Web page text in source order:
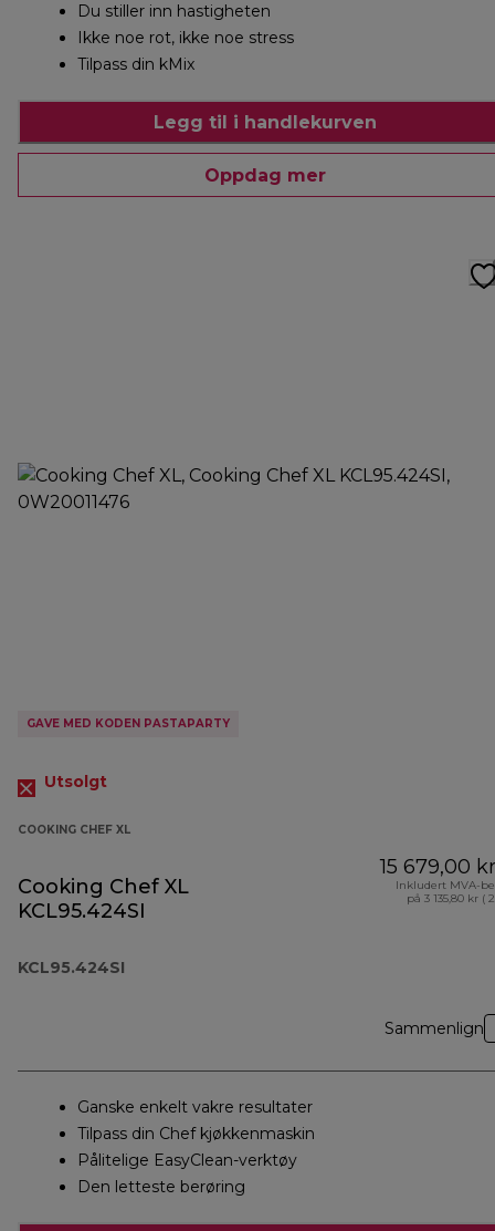
Du stiller inn hastigheten
Ikke noe rot, ikke noe stress
Tilpass din kMix
Legg til i handlekurven
Oppdag mer
GAVE MED KODEN PASTAPARTY
Utsolgt
COOKING CHEF XL
Cooking Chef XL
KCL95.424SI
KCL95.424SI
15 679,00 kr
Inkludert MVA-
på 3 135,80 kr (
Sammenlign
Ganske enkelt vakre resultater
Tilpass din Chef kjøkkenmaskin
Pålitelige EasyClean-verktøy
Den letteste berøring